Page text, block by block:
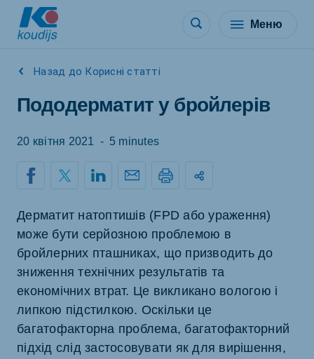
Меню
Назад до Корисні статті
Пододерматит у бройлерів
20 квітня 2021 - 5 minutes
Дерматит натоптишів (FPD або ураження)
може бути серйозною проблемою в
бройлерних пташниках, що призводить до
зниження технічних результатів та
економічних втрат. Це викликано вологою і
липкою підстилкою. Оскільки це
багатофакторна проблема, багатофакторний
підхід слід застосовувати як для вирішення,